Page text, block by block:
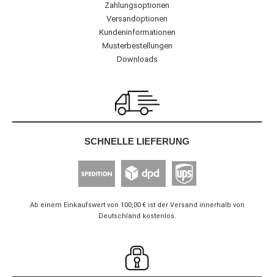
Zahlungsoptionen
Versandoptionen
Kundeninformationen
Musterbestellungen
Downloads
SCHNELLE LIEFERUNG
Ab einem Einkaufswert von 100,00 € ist der Versand innerhalb von
Deutschland kostenlos.